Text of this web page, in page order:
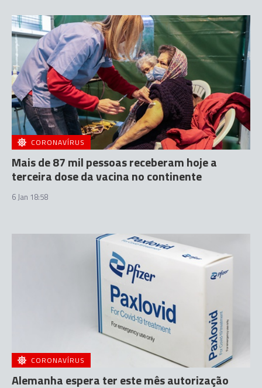
CORONAVÍRUS
Mais de 87 mil pessoas receberam hoje a
terceira dose da vacina no continente
6 Jan 18:58
CORONAVÍRUS
Alemanha espera ter este mês autorização